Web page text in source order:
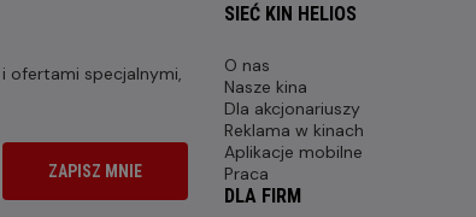
ofertami specjalnymi,
ZAPISZ MNIE
SIEĆ KIN HELIOS
O nas
Nasze kina
Dla akcjonariuszy
Reklama w kinach
Aplikacje mobilne
Praca
DLA FIRM